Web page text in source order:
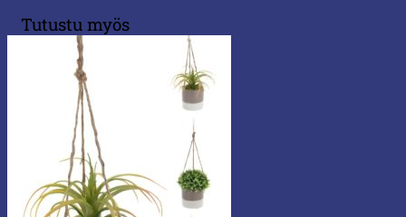
Tutustu myös